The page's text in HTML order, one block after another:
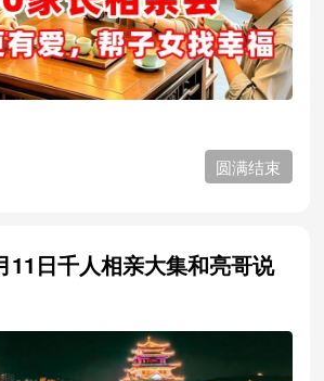
圆满结束
11日千人相亲大集和亮哥说